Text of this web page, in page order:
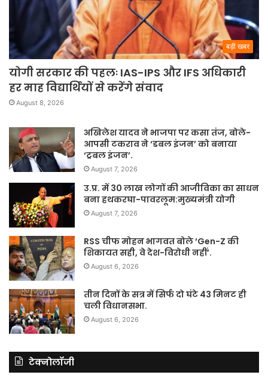
बड़ी खबर
योगी सरकार की पहलः IAS-IPS और IFS अधिकारी
हर माह विद्यार्थियों से करेंगे संवाद
August 8, 2026
अखिलेश यादव ने भाजपा पर कसा तंज, बोले-
आपसी टकराव ने ‘डबल इंजन’ को बनाया
‘ट्रबल इंजन’.
August 7, 2026
उ.प्र. में 30 लाख लोगों की आजीविका का साधन
बना हथकरघा-पावरलूम:मुख्यमंत्री योगी
August 7, 2026
RSS चीफ मोहन भागवत बोले ‘Gen-Z की
शिकायत सही, वे देश-विरोधी नहीं’.
August 6, 2026
तीन दिनों के सत्र में सिर्फ दो घंटे 43 मिनट ही
चली विधानसभा.
August 6, 2026
टेक्नोलॉजी